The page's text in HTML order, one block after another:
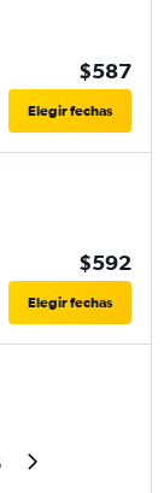
$587
Elegir fechas
$592
Elegir fechas